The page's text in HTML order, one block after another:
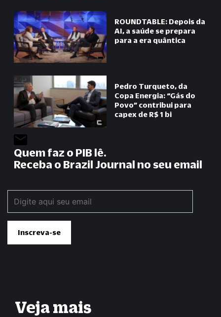
ROUNDTABLE: Depois da
AI, a saúde se prepara
para a era quântica
Pedro Turqueto, da
Copa Energia: “Gás do
Povo” contribui para
capex de R$ 1 bi
Quem faz o PIB lê.
Receba o Brazil Journal no seu email
Veja mais